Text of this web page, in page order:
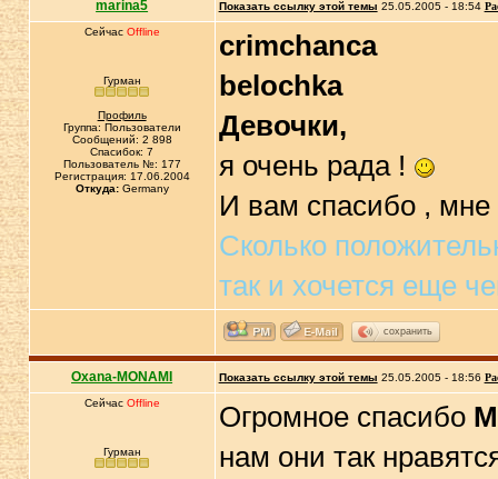
marina5 Показать ссылку этой темы 25.05.2005 - 18:54
Сейчас Offline
Гурман
Профиль
Группа: Пользователи
Сообщений: 2 898
Спасибок: 7
Пользователь №: 177
Регистрация: 17.06.2004
Откуда:Germany
crimchanca
belochka
Девочки,
я очень рада !
И вам спасибо , мне
Сколько
так и хочется еще
сохранить
Oxana-MONAMI Показать ссылку этой темы 25.05.2005 - 18:56
Сейчас Offline
Гурман
Огромное спасибо
нам они так